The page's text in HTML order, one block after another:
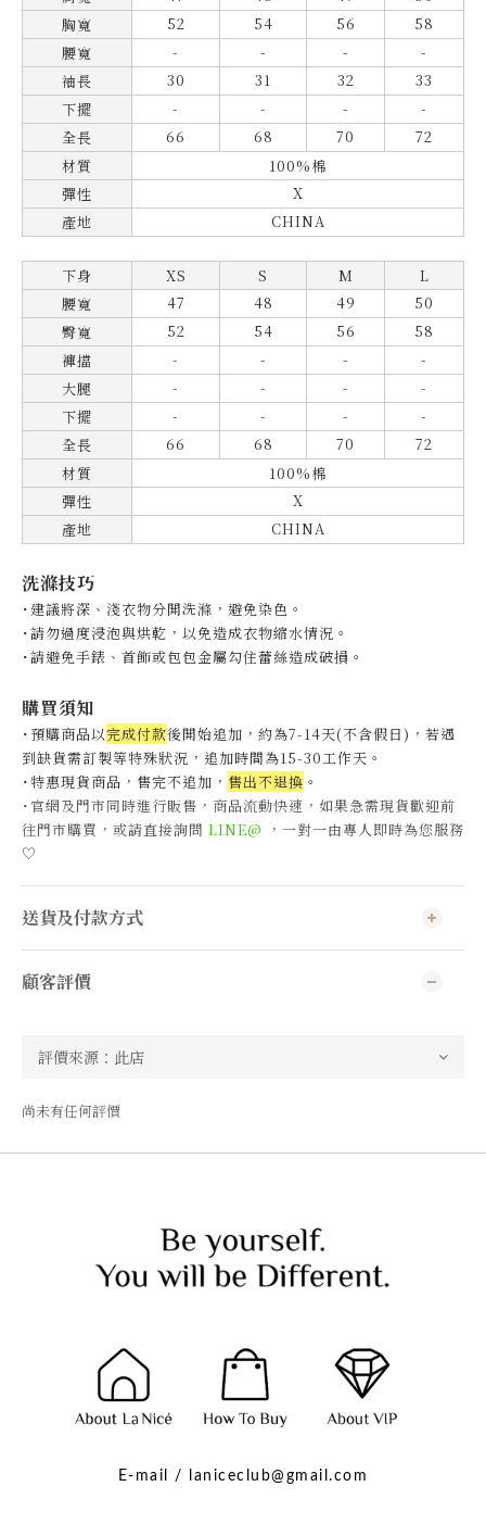
胸寬
52 54 56
58
腰寬
- - -
-
袖長
30 31 32
33
下擺
- - -
-
全長
66 68 70
72
材質
100%棉
彈性
X
產地
CHINA
下身 XS S M
L
腰寬
47 48 49
50
臀寬
52 54 56
58
褲擋
- - -
-
大腿
- - -
-
下擺
- - -
-
全長
66 68 70
72
材質
100%棉
彈性
X
產地
CHINA
洗滌技巧
˙建議將深、淺衣物分開洗滌，避免染色。
˙請勿過度浸泡與烘乾，以免造成衣物縮水情況。
˙請避免手錶、首飾或包包金屬勾住蕾絲造成破損。
購買須知
˙預購商品以完成付款後開始追加，約為7-14天(不含假日)， 若遇
到缺貨需訂製等特殊狀況，追加時間為15-30工作天 。
˙特惠現貨商品，售完不追加， 售出不退換 。
˙官網及門市同時進行販售，商品流動快速，如果急需現貨歡迎前
往門市購買，或請直接詢問 LINE@ ，一對一由專人即時為您服務
♡
送貨及付款方式
顧客評價
尚未有任何評價
E-mail / laniceclub@gmail.com